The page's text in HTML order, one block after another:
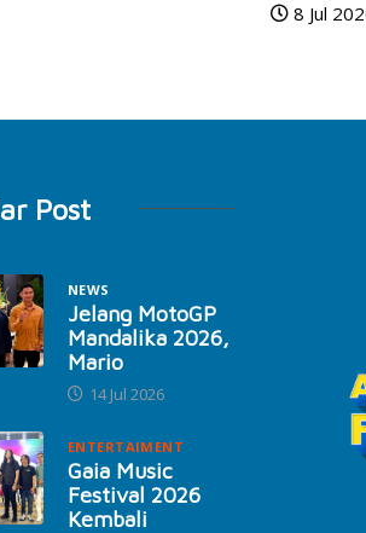
8 Jul
Post
NEWS
Jelang MotoGP
Mandalika 2026,
Mario
14 Jul 2026
ENTERTAIMENT
Gaia Music
Festival 2026
Kembali